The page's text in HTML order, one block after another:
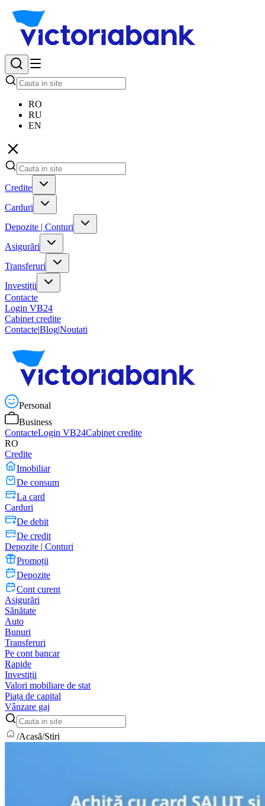
RO
RU
EN
Credite
Carduri
Depozite | Conturi
Asigurări
Transferuri
Investiții
Contacte
Login VB24
Cabinet credite
Contacte|Blog|Noutati
Personal
Business
ContacteLogin VB24Cabinet credite
RO
Credite
Imobiliar
De consum
La card
Carduri
De debit
De credit
Depozite | Conturi
Promoții
Depozite
Cont curent
Asigurări
Sănătate
Auto
Bunuri
Transferuri
Pe cont bancar
Rapide
Investiții
Valori mobiliare de stat
Piața de capital
Vânzare gaj
/Acasă/Stiri